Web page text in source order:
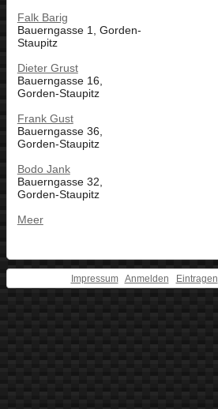
Falk Barig
Bauerngasse 1, Gorden-
Staupitz
Dieter Grust
Bauerngasse 16,
Gorden-Staupitz
Frank Gust
Bauerngasse 36,
Gorden-Staupitz
Bodo Jank
Bauerngasse 32,
Gorden-Staupitz
Meer
Impressum Anmelden Eintragen